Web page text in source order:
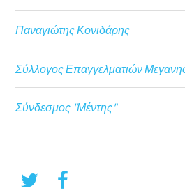
Παναγιώτης Κονιδάρης
Σύλλογος Επαγγελματιών
Σύνδεσμος "Μέντης"